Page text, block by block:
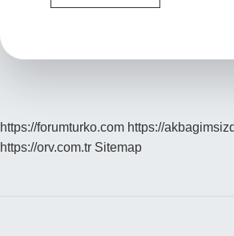
Hakan
https://forumturko.com https://
https://orv.com.tr Sitemap